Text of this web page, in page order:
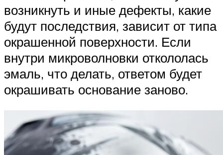
возникнуть и иные дефекты, какие
будут последствия, зависит от типа
окрашенной поверхности. Если
внутри микроволновки откололась
эмаль, что делать, ответом будет
окрашивать основание заново.